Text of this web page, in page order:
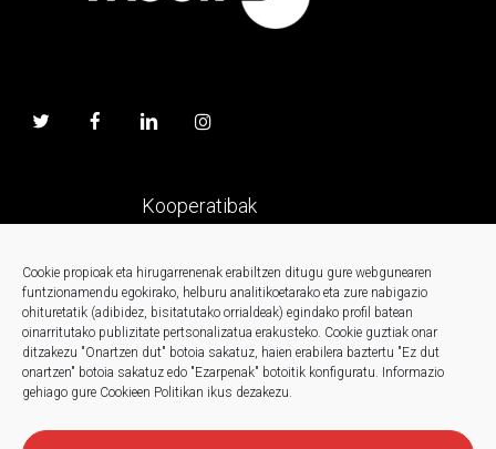
Cookie propioak eta hirugarrenenak erabiltzen ditugu gure webgunearen
funtzionamendu egokirako, helburu analitikoetarako eta zure nabigazio
ohituretatik (adibidez, bisitatutako orrialdeak) egindako profil batean
oinarritutako publizitate pertsonalizatua erakusteko. Cookie guztiak onar
ditzakezu "Onartzen dut" botoia sakatuz, haien erabilera baztertu "Ez dut
onartzen" botoia sakatuz edo "Ezarpenak" botoitik konfiguratu. Informazio
gehiago gure Cookieen Politikan ikus dezakezu.
Kooperatibak
Prentsa
Kontaktua
Berriak